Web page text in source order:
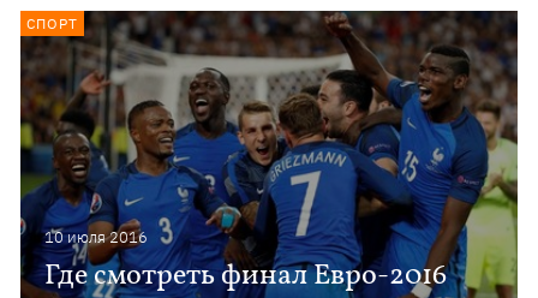
10 июля 2016
Где смотреть финал Евро-2016
СПОРТ